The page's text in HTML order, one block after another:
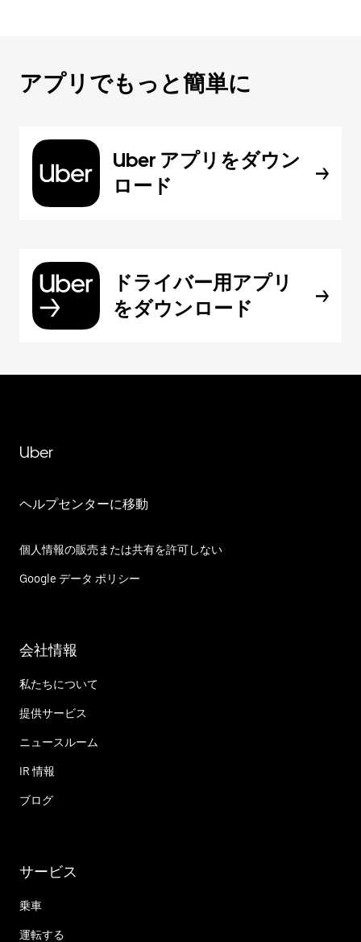
アプリでもっと簡単に
Uber アプリをダウン
ロード
ドライバー用アプリ
をダウンロード
Uber
ヘルプセンターに移動
個人情報の販売または共有を許可しない
Google データ ポリシー
会社情報
私たちについて
提供サービス
ニュースルーム
IR 情報
ブログ
サービス
乗車
運転する